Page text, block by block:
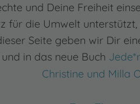
und Deine Freiheit
für die Umwelt
Seite geben wir Dir
und in das neue Buch
Christine und Milla